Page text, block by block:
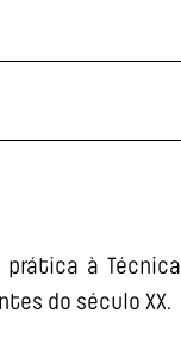
à Técnica
do século XX.